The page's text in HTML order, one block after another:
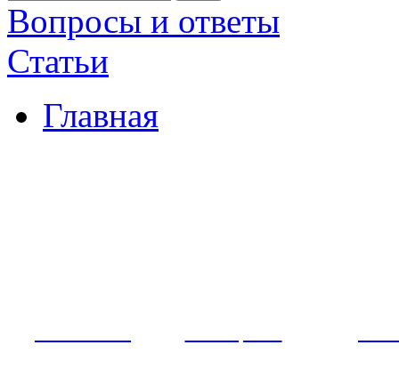
Вопросы и ответы
Статьи
Главная